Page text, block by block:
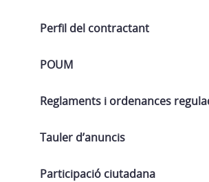
Perfil del contractant
POUM
Reglaments i ordenances
Tauler d’anuncis
Participació ciutadana